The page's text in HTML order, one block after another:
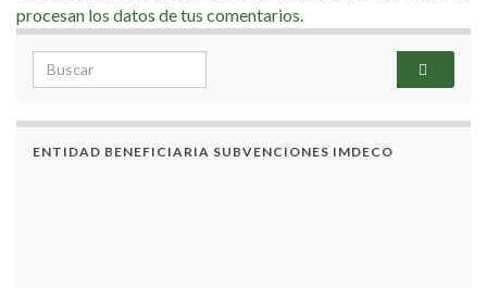
procesan los datos de tus comentarios.
Search for:
ENTIDAD BENEFICIARIA SUBVENCIONES IMDECO